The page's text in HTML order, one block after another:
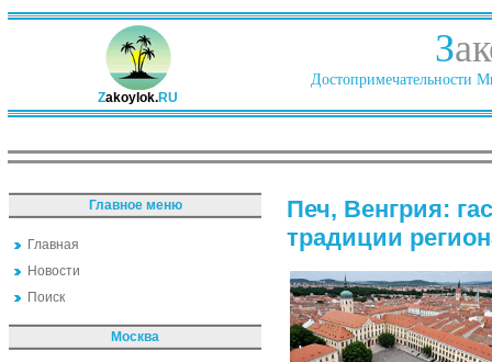
Zakoylok.RU
З
Достопримечательности
Главное меню
Главная
Новости
Поиск
Москва
Печ, Венгрия:
традиции